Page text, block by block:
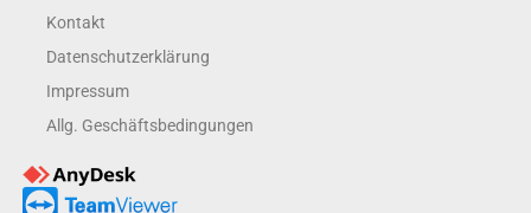
Kontakt
Datenschutzerklärung
Impressum
Allg. Geschäftsbedingungen